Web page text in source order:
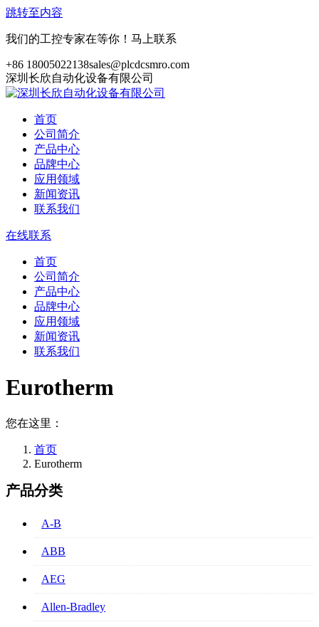
跳转至内容
我们的工控专家在等你！马上联系
+86 18005022138sales@plcdcsmro.com
深圳长欣自动化设备有限公司
首页
公司简介
产品中心
品牌中心
应用领域
新闻资讯
联系我们
在线联系
首页
公司简介
产品中心
品牌中心
应用领域
新闻资讯
联系我们
Eurotherm
您在这里：
首页
Eurotherm
产品分类
A-B
ABB
AEG
Allen-Bradley